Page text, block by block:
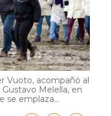
Vuoto, acompañó al
Melella, en
se emplaza...